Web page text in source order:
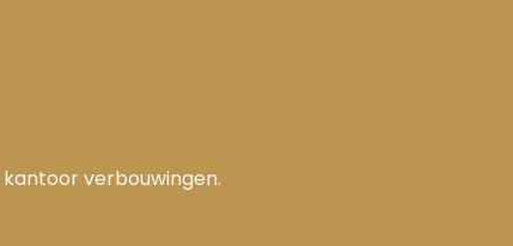
verbouwingen.